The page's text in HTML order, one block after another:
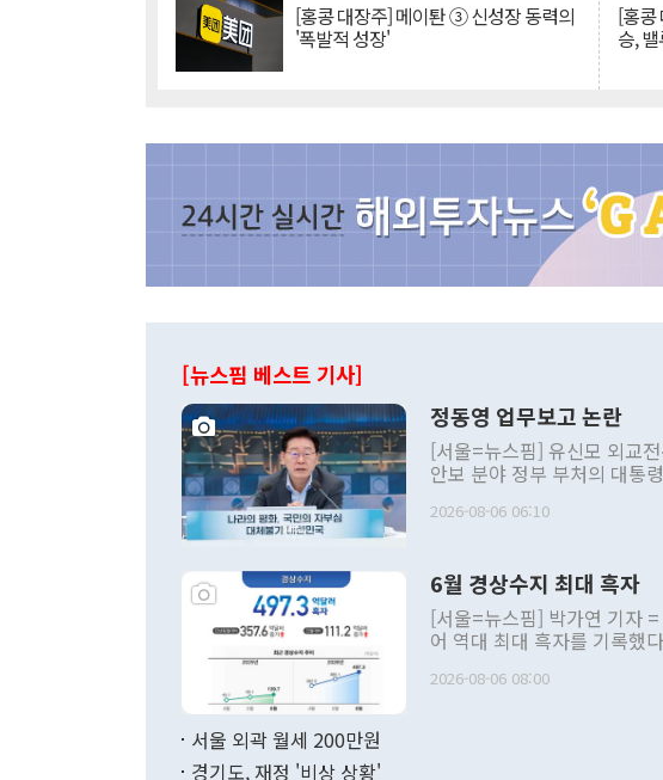
[홍콩 대장주] 메이퇀 ③ 신성장 동력의
'폭발적 성장'
[홍콩
승,
[뉴스핌 베스트 기사]
정동영 업무보고 논란
[서울=뉴스핌] 유신모 외교
안보 분야 정부 부처의 대통
발언 중에는 정부 내 조율을
주의적 희망에 근거한 비현
관의 대북 정책 관련 발언이
관 부처 장관이 공개적으로
관의 무리한 대북 접근법과
다. [정동영 통일부 장관이 지난달 23일 오후 서울 종로구 정부서울청사에
2026-08-06 06:10
6월 경상수지 최대 흑자
[서울=뉴스핌] 박가연 기자
어 역대 최대 흑자를 기록했
료=한국은행] 한국은행이 6일 발표한 '2026년 6월 국제수지(잠정)'에 따르
2026-08-06 08:00
서울 외곽 월세 200만원
경기도, 재정 '비상 상황'